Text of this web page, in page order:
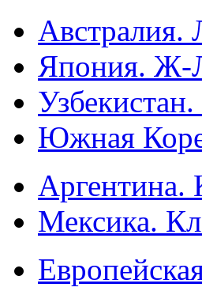
Австралия.
Япония. Ж-
Южная
Аргентина.
Мексика.